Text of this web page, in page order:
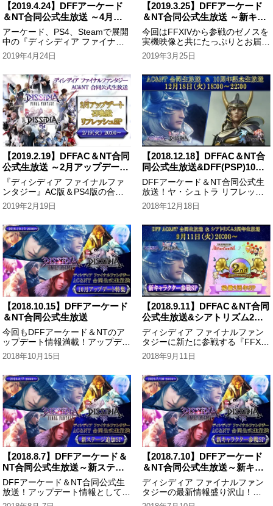
【2019.4.24】DFFアーケード
＆NT合同公式生放送 ～4月ア
ップデート特集～
アーケード、PS4、Steamで展開
中の『ディシディア ファイナル
ファンタジー』公式生放送！ジタ
ンとラムザの追加シンボルチャッ
をたっぷりとお届けしました！
2019年4月24日
【2019.3.25】DFFアーケード
＆NT合同公式生放送 ～新キャ
ラクター参戦SP～
今回はFFXIVから参戦のゼノスを
実機映像と共にたっぷりとお届
け！そのほかにも3rdフォーム＆
5thウェポンの情報ではティナと
の最新情報はこの番組でチェッ
ク！
2019年3月25日
【2019.2.19】DFFAC＆NT合同
公式生放送 ～2月アップデート
召喚獣リフレッシュSP～
『ディシディア ファイナルファ
ンタジー』AC版＆PS4版の合同
生放送です。とれたての動画を交
えた召喚獣のリフレッシュ情報な
報はこの番組でチェック！
2019年2月19日
【2018.12.18】DFFAC＆NT合
同公式生放送&DFF(PSP)10周
年記念生放送
DFFアーケード＆NT合同公式生
放送！ヤ・シュトラ リフレッシ
ュ情報等の最新情報をお伝えした
後、PSP版DFFの発売からちょう
D012FFの実機プレイ生放送をお
届け！
2018年12月18日
【2018.10.15】DFFアーケード
＆NT合同公式生放送
今回もDFFアーケード＆NTのア
ップデート情報満載！アップデー
トポイントを実機プレイを交えて
詳しくご紹介しました。他にも闘
今後予定されている大会・イベン
トの情報もお届け！
2018年10月15日
【2018.9.11】DFFAC＆NT合同
公式生放送&シアトリズム2周
年生放送
ディシディア ファイナルファン
タジーに新たに参戦する『FFXI
カムラナート』の詳細を映像と実
機プレイで紹介！番組後半はシア
の2周年最新情報をお届けしまし
た！
2018年9月11日
【2018.8.7】DFFアーケード＆
NT合同公式生放送～新ステー
ジ追加SP～
DFFアーケード＆NT合同公式生
放送！アップデート情報として、
新ステージ「王都インソムニア
【2018.7.10】DFFアーケード
＆NT合同公式生放送～新キャ
ラクター参戦SP～
ディシディア ファイナルファン
タジーの最新情報盛り沢山！
AC&NTの合同生放送です。今回